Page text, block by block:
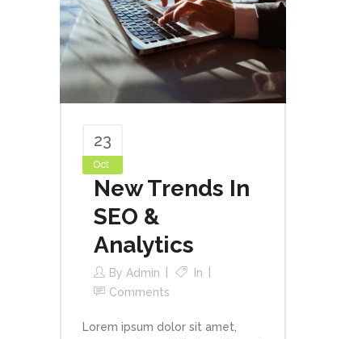
23
Oct
New Trends In
SEO &
Analytics
By Admin
In
Comments
Lorem ipsum dolor sit amet,